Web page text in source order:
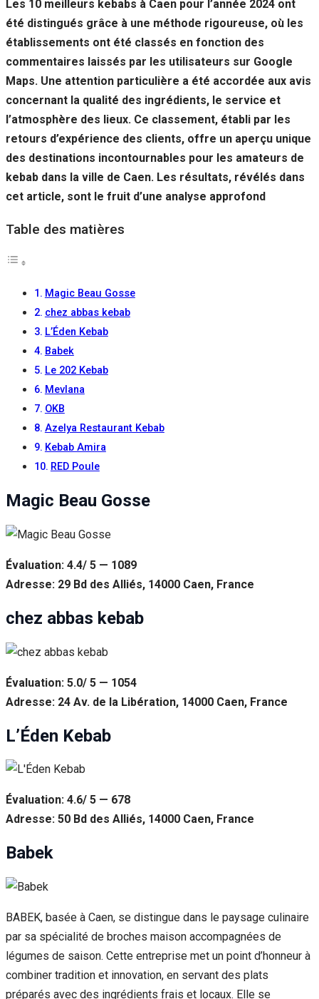
Les 10 meilleurs kebabs à Caen pour l’année 2024 ont
été distingués grâce à une méthode rigoureuse, où les
établissements ont été classés en fonction des
commentaires laissés par les utilisateurs sur Google
Maps. Une attention particulière a été accordée aux avis
concernant la qualité des ingrédients, le service et
l’atmosphère des lieux. Ce classement, établi par les
retours d’expérience des clients, offre un aperçu unique
des destinations incontournables pour les amateurs de
kebab dans la ville de Caen. Les résultats, révélés dans
cet article, sont le fruit d’une analyse approfond
Table des matières
Magic Beau Gosse
chez abbas kebab
L’Éden Kebab
Babek
Le 202 Kebab
Mevlana
OKB
Azelya Restaurant Kebab
Kebab Amira
RED Poule
Magic Beau Gosse
Évaluation: 4.4/ 5 — 1089
Adresse: 29 Bd des Alliés, 14000 Caen, France
chez abbas kebab
Évaluation: 5.0/ 5 — 1054
Adresse: 24 Av. de la Libération, 14000 Caen, France
L’Éden Kebab
Évaluation: 4.6/ 5 — 678
Adresse: 50 Bd des Alliés, 14000 Caen, France
Babek
BABEK, basée à Caen, se distingue dans le paysage culinaire
par sa spécialité de broches maison accompagnées de
légumes de saison. Cette entreprise met un point d’honneur à
combiner tradition et innovation, en servant des plats
préparés avec des ingrédients frais et locaux. Elle se
aussi bien que
possible lors
de votre visite.
Si vous
refusez ces
cookies,
certaines
fonctionnalités
disparaîtront
du site Web.
Marketing
En partageant
comportement
visitez notre
augmentez les
chances de
voir du
contenu et des
personnalisés.